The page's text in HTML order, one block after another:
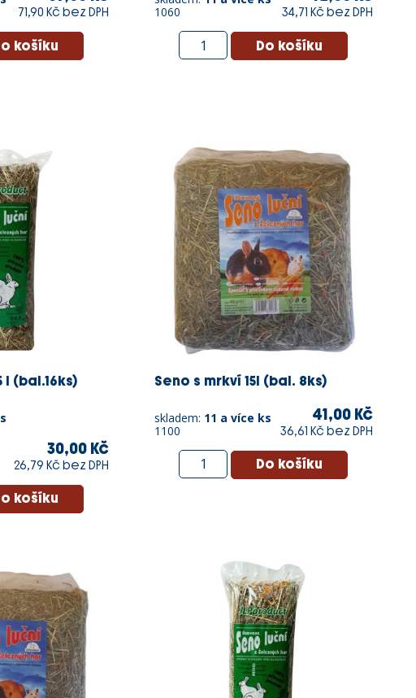
71,90 Kč bez DPH
1060
34,71 Kč bez DPH
l (bal.16ks)
30,00 Kč
26,79 Kč bez DPH
Seno s mrkví 15l (bal. 8ks)
skladem: 11 a více ks
1100
41,00 Kč
36,61 Kč bez DPH